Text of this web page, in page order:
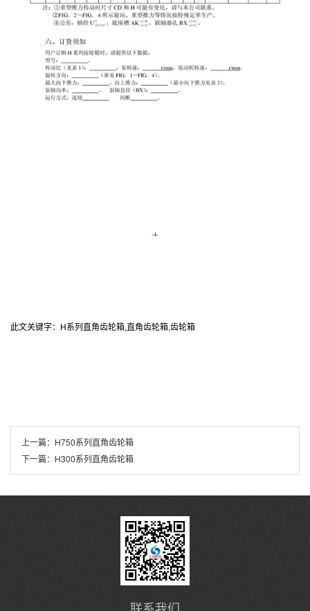
此文关键字：H系列直角齿轮箱,直角齿轮箱,齿轮箱
上一篇： H750系列直角齿轮箱
下一篇： H300系列直角齿轮箱
联系我们